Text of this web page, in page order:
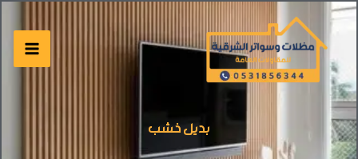
تخطي
المحتوى
بديل خشب